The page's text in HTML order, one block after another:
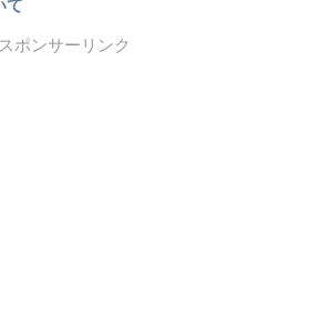
て
スポンサーリンク